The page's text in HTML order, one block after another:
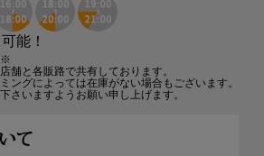
能！
※
舗と各販路で共有しております。
ングによっては在庫がない場合もございます。
さいますようお願い申し上げます。